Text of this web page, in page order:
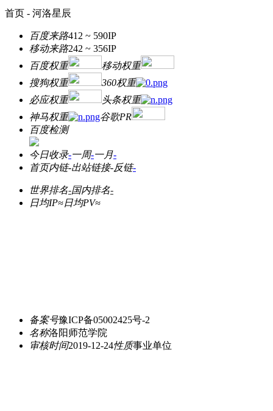
首页 - 河洛星辰
百度来路412 ~ 590IP
移动来路242 ~ 356IP
百度权重
移动权重
搜狗权重
360权重
必应权重
头条权重
神马权重
谷歌PR
百度检测
今日收录-一周-一月-
首页内链-出站链接-反链-
世界排名-国内排名-
日均IP≈日均PV≈
备案号豫ICP备05002425号-2
名称洛阳师范学院
审核时间2019-12-24性质事业单位